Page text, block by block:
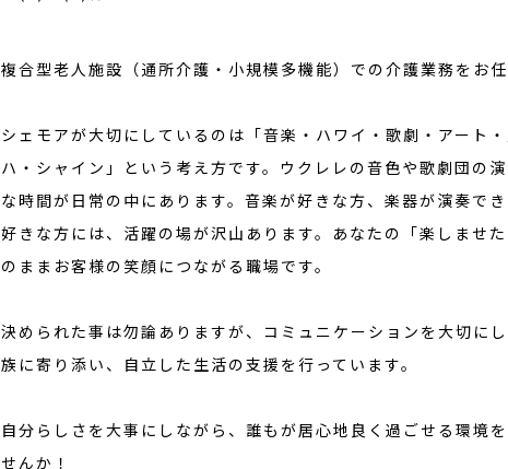
複合型老人施設（通所介護・小規模多機能）での介護業務をお
シェモアが大切にしているのは「音楽・ハワイ・歌劇・アート
ハ・シャイン」という考え方です。ウクレレの音色や歌劇団の
な時間が日常の中にあります。音楽が好きな方、楽器が演奏で
好きな方には、活躍の場が沢山あります。あなたの「楽しませ
のままお客様の笑顔につながる職場です。
決められた事は勿論ありますが、コミュニケーションを大切に
族に寄り添い、自立した生活の支援を行っています。
自分らしさを大事にしながら、誰もが居心地良く過ごせる環境
せんか！